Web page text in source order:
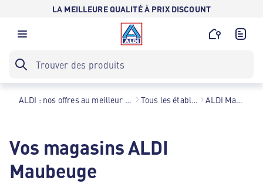
LA MEILLEURE QUALITÉ À PRIX DISCOUNT
ALDI : nos offres au meilleur prix toute l’année ! Tous les établissements ALDI Maubeuge
Vos magasins ALDI
Maubeuge